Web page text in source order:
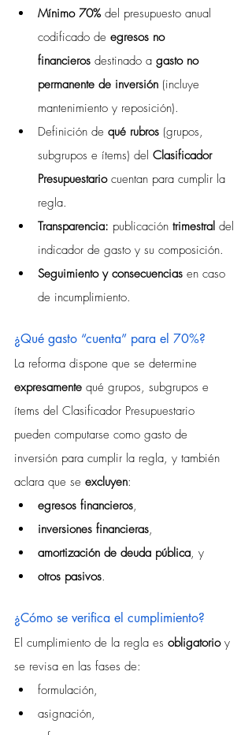
Mínimo 70% del presupuesto anual
codificado de egresos no
financieros destinado a gasto no
permanente de inversión (incluye
mantenimiento y reposición).
Definición de qué rubros (grupos,
subgrupos e ítems) del Clasificador
Presupuestario cuentan para cumplir la
regla.
Transparencia: publicación trimestral del
indicador de gasto y su composición.
Seguimiento y consecuencias en caso
de incumplimiento.
¿Qué gasto “cuenta” para el 70%?
La reforma dispone que se determine
expresamente qué grupos, subgrupos e
ítems del Clasificador Presupuestario
pueden computarse como gasto de
inversión para cumplir la regla, y también
aclara que se excluyen:
egresos financieros,
inversiones financieras,
amortización de deuda pública, y
otros pasivos.
¿Cómo se verifica el cumplimiento?
El cumplimiento de la regla es obligatorio y
se revisa en las fases de:
formulación,
asignación,